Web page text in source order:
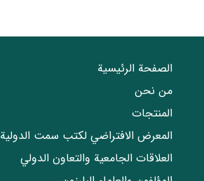
الصفحة الرئيسية
من نحن
المنتجات
المعرض الافتراضي لكتب سمت الدولية
العلاقات الجامعیة والتعاون الدولي